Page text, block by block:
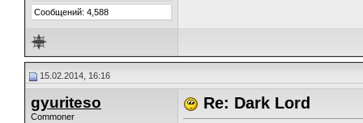
Сообщений: 4,588
15.02.2014, 16:16
gyuriteso
Commoner
Re: Dark Lord